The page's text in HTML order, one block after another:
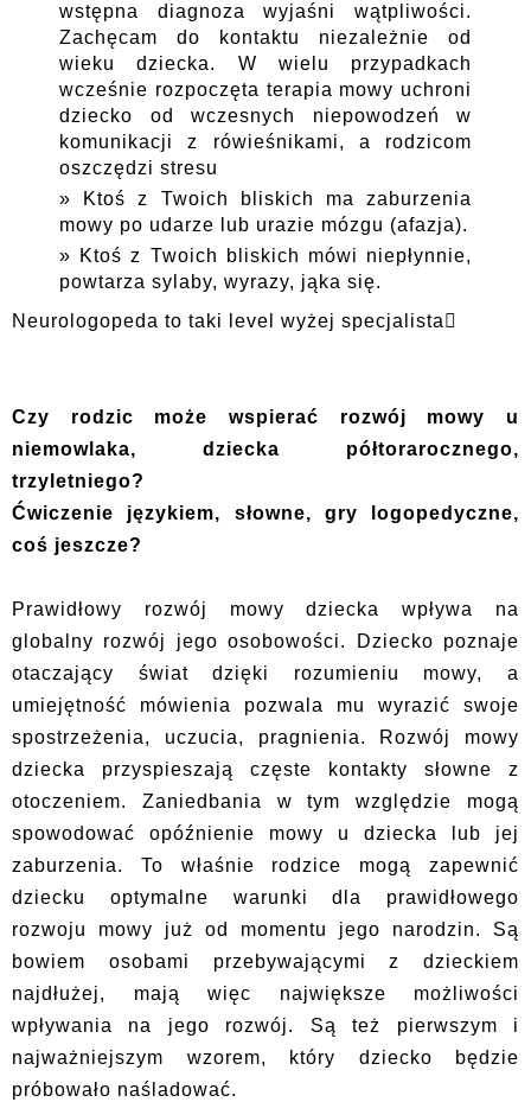
wstępna diagnoza wyjaśni wątpliwości.
Zachęcam do kontaktu niezależnie od
wieku dziecka. W wielu przypadkach
wcześnie rozpoczęta terapia mowy uchroni
dziecko od wczesnych niepowodzeń w
komunikacji z rówieśnikami, a rodzicom
oszczędzi stresu
Ktoś z Twoich bliskich ma zaburzenia
mowy po udarze lub urazie mózgu (afazja).
Ktoś z Twoich bliskich mówi niepłynnie,
powtarza sylaby, wyrazy, jąka się.
Neurologopeda to taki level wyżej specjalista
Czy rodzic może wspierać rozwój mowy u
niemowlaka, dziecka półtorarocznego,
trzyletniego?
Ćwiczenie językiem, słowne, gry logopedyczne,
coś jeszcze?
Prawidłowy rozwój mowy dziecka wpływa na
globalny rozwój jego osobowości. Dziecko poznaje
otaczający świat dzięki rozumieniu mowy, a
umiejętność mówienia pozwala mu wyrazić swoje
spostrzeżenia, uczucia, pragnienia. Rozwój mowy
dziecka przyspieszają częste kontakty słowne z
otoczeniem. Zaniedbania w tym względzie mogą
spowodować opóźnienie mowy u dziecka lub jej
zaburzenia. To właśnie rodzice mogą zapewnić
dziecku optymalne warunki dla prawidłowego
rozwoju mowy już od momentu jego narodzin. Są
bowiem osobami przebywającymi z dzieckiem
najdłużej, mają więc największe możliwości
wpływania na jego rozwój. Są też pierwszym i
najważniejszym wzorem, który dziecko będzie
próbowało naśladować.